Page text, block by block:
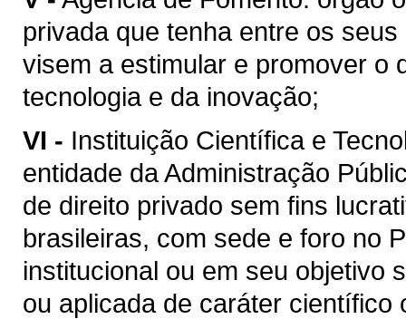
privada que tenha entre os
visem a estimular e promover o
tecnologia e da inovação;
VI - Instituição Científica e
entidade da Administração
de direito privado sem fins
brasileiras, com sede e foro no
institucional ou em seu objetivo
ou aplicada de caráter